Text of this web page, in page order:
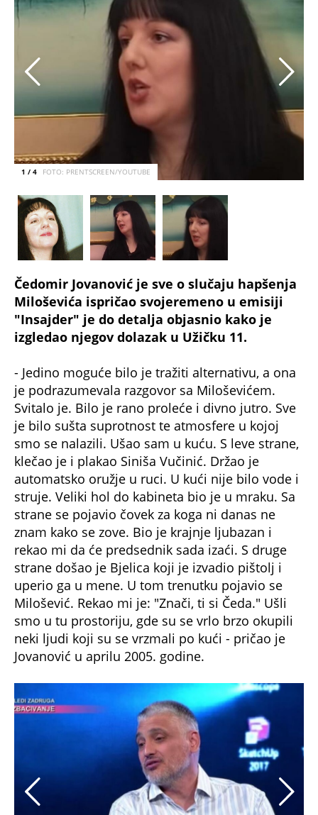
1 / 4 FOTO: PRENTSCREEN/YOUTUBE
Čedomir Jovanović je sve o slučaju hapšenja
Miloševića ispričao svojeremeno u emisiji
"Insajder" je do detalja objasnio kako je
izgledao njegov dolazak u Užičku 11.
- Jedino moguće bilo je tražiti alternativu, a ona
je podrazumevala razgovor sa Miloševićem.
Svitalo je. Bilo je rano proleće i divno jutro. Sve
je bilo sušta suprotnost te atmosfere u kojoj
smo se nalazili. Ušao sam u kuću. S leve strane,
klečao je i plakao Siniša Vučinić. Držao je
automatsko oružje u ruci. U kući nije bilo vode i
struje. Veliki hol do kabineta bio je u mraku. Sa
strane se pojavio čovek za koga ni danas ne
znam kako se zove. Bio je krajnje ljubazan i
rekao mi da će predsednik sada izaći. S druge
strane došao je Bjelica koji je izvadio pištolj i
uperio ga u mene. U tom trenutku pojavio se
Milošević. Rekao mi je: "Znači, ti si Čeda." Ušli
smo u tu prostoriju, gde su se vrlo brzo okupili
neki ljudi koji su se vrzmali po kući - pričao je
Jovanović u aprilu 2005. godine.